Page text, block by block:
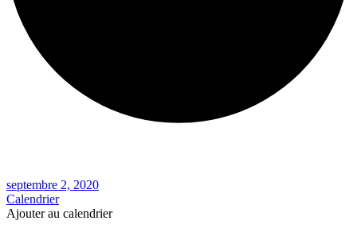
septembre 2, 2020
Calendrier
Ajouter au calendrier